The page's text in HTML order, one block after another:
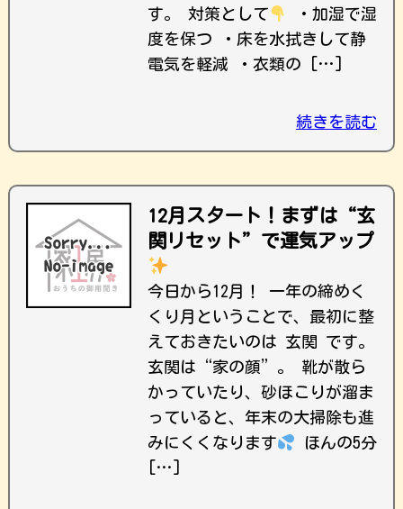
す。 対策として
・加湿で湿
度を保つ ・床を水拭きして静
電気を軽減 ・衣類の […]
続きを読む
12月スタート！まずは“玄
関リセット”で運気アップ
今日から12月！ 一年の締めく
くり月ということで、最初に整
えておきたいのは 玄関 です。
玄関は“家の顔”。 靴が散ら
かっていたり、砂ほこりが溜ま
っていると、年末の大掃除も進
みにくくなります
ほんの5分
[…]